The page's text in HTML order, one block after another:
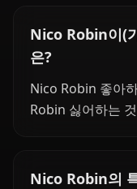
Nico Robin이(
은?
Nico Robin 좋아
Robin 싫어하는
Nico Robin의